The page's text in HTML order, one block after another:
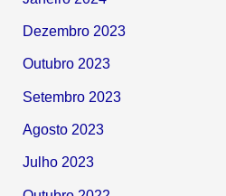
Dezembro 2023
Outubro 2023
Setembro 2023
Agosto 2023
Julho 2023